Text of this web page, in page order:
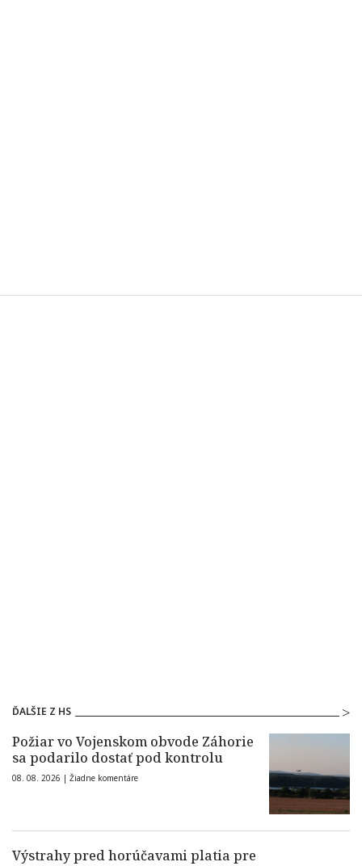
ĎALŠIE Z HS
Požiar vo Vojenskom obvode Záhorie
sa podarilo dostať pod kontrolu
08. 08. 2026 | Žiadne komentáre
Výstrahy pred horúčavami platia pre